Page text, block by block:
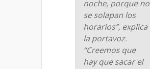
noche, porque no
se solapan los
horarios”, explica
la portavoz.
“Creemos que
hay que sacar el